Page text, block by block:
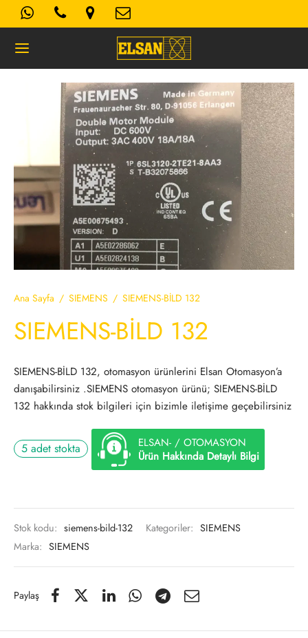
Ana Sayfa / SIEMENS / SIEMENS-BİLD 132
SIEMENS-BİLD 132
SIEMENS-BİLD 132, otomasyon ürünlerini Elsan Otomasyon’a
danışabilirsiniz .SIEMENS otomasyon ürünü; SIEMENS-BİLD
132 hakkında stok bilgileri için bizimle iletişime geçebilirsiniz
5 adet stokta
ELSAN- / OTOMASYON
Ürün Hakkında Detaylı Bilgi
Stok kodu: siemens-bild-132 Kategoriler: SIEMENS
Marka: SIEMENS
Paylaş
AYDINLATMA METNI
Koşulları